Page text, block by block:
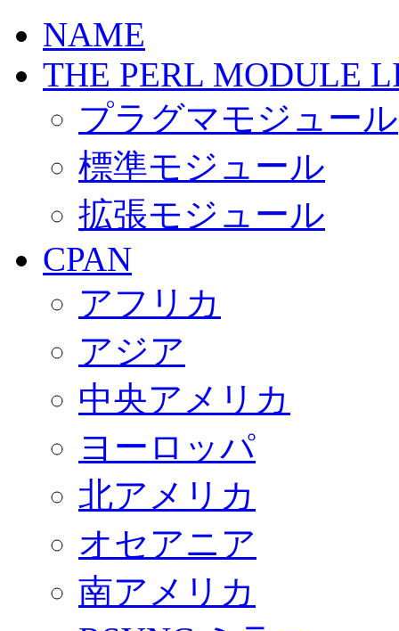
NAME
THE PERL MODULE
プラグマモジュール
標準モジュール
拡張モジュール
CPAN
アフリカ
アジア
中央アメリカ
ヨーロッパ
北アメリカ
オセアニア
南アメリカ